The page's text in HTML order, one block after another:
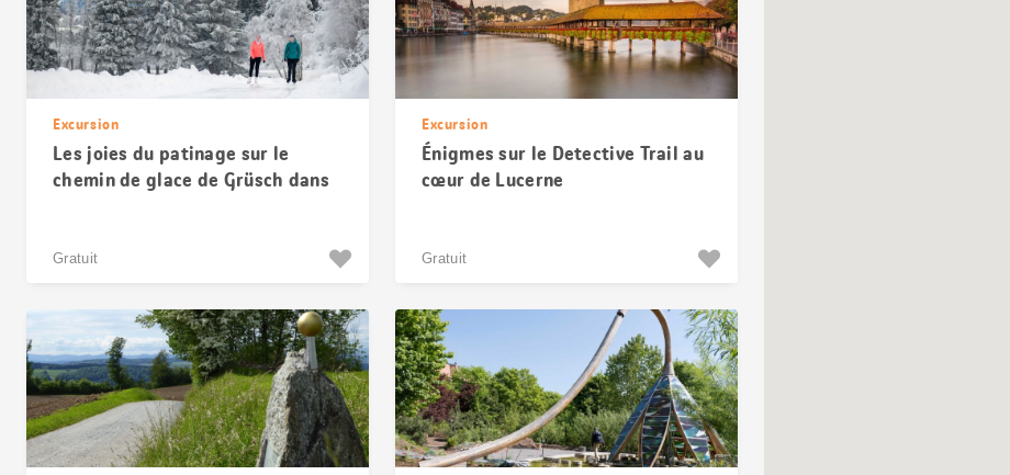
Excursion
Les joies du patinage sur le
chemin de glace de Grüsch dans
Gratuit
Excursion
Énigmes sur le Detective Trail au
cœur de Lucerne
Gratuit